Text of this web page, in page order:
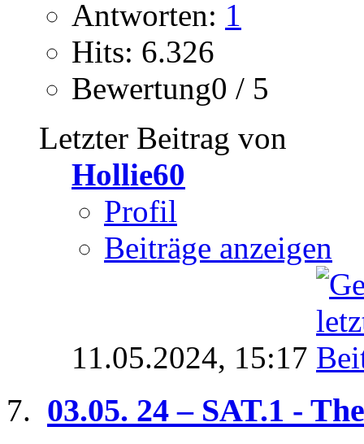
Antworten: 1
Hits: 6.326
Bewertung0 / 5
Letzter Beitrag von
Hollie60
Profil
Beiträge anzeigen
11.05.2024, 15:17
03.05. 24 – SAT.1 -